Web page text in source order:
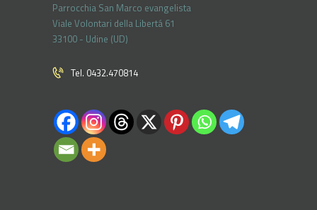
Parrocchia San Marco evangelista
Viale Volontari della Libertá 61
33100 - Udine (UD)
Tel. 0432.470814